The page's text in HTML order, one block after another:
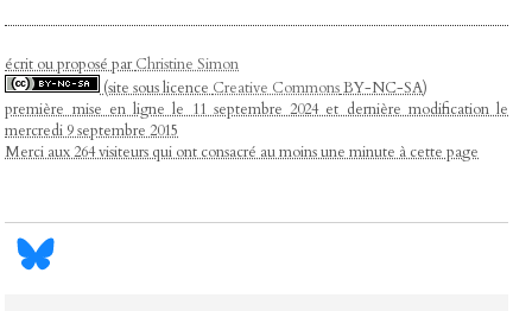
écrit ou proposé parChristine Simon
(site sous licence Creative CommonsBY-NC-SA)
première mise en ligne le 11 septembre 2024 et dernière modification le
mercredi 9 septembre 2015
Merci aux 264 visiteurs qui ont consacré au moins une minute à cette page